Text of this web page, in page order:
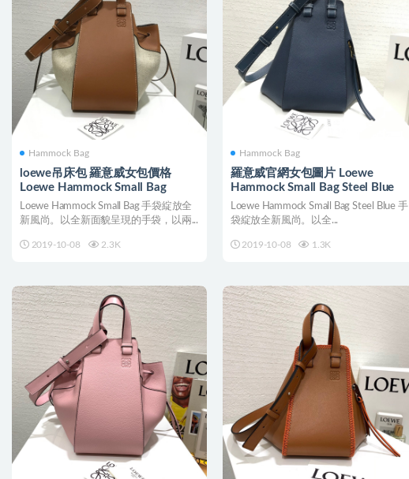
Hammock Bag
loewe吊床包 羅意威女包價格
Loewe Hammock Small Bag
Loewe Hammock Small Bag 手袋綻放全
新風尚。以全新面貌呈現的手袋，以兩...
2019-10-08 2.3K
Hammock Bag
羅意威官網女包圖片 Loewe
Hammock Small Bag Steel Blue
Loewe Hammock Small Bag Steel Blue 手
袋綻放全新風尚。以全...
2019-10-08 1.3K